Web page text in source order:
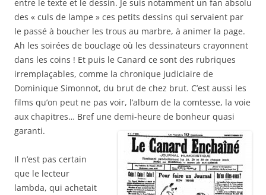
entre le texte et le dessin. Je suis notamment un fan absolu
des « culs de lampe » ces petits dessins qui servaient par
le passé à boucher les trous au marbre, à animer la page.
Ah les soirées de bouclage où les dessinateurs crayonnent
dans les coins ! Et puis le Canard ce sont des rubriques
irremplaçables, comme la chronique judiciaire de
Dominique Simonnot, du brut de chez brut. C’est aussi les
films qu’on peut ne pas voir, l’album de la comtesse, la voie
aux chapitres… Bref une demi-heure de bonheur quasi
garanti.
Il n’est pas certain
que le lecteur
lambda, qui achetait